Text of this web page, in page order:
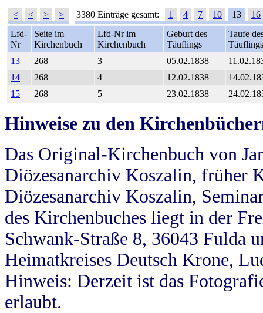
|< < > >| 3380 Einträge gesamt: 1 4 7 10 13
16
Lfd-
Nr
Seite im
Kirchenbuch
Lfd-Nr im
Kirchenbuch
Geburt des
Täuflings
Taufe
Täuflings
13
268 3 05.02.1838
14
268 4 12.02.1838
15
268 5 23.02.1838
Hinweise zu den
Das Original-Kirchenbuch von
Diözesanarchiv Koszalin, früher
Diözesanarchiv Koszalin,
des Kirchenbuches liegt in der
Schwank-Straße 8, 36043 Fulda
Heimatkreises Deutsch Krone,
Hinweis: Derzeit ist das
erlaubt.